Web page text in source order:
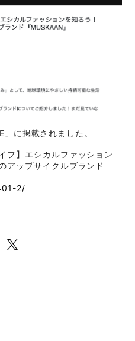
に掲載されました。
フ】エシカルファッション
アップサイクルブランド
2/